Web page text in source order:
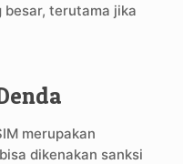
terutama jika
merupakan
dikenakan sanksi